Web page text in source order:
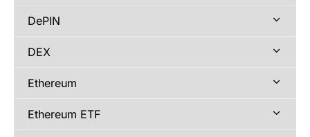
DePIN
DEX
Ethereum
Ethereum ETF